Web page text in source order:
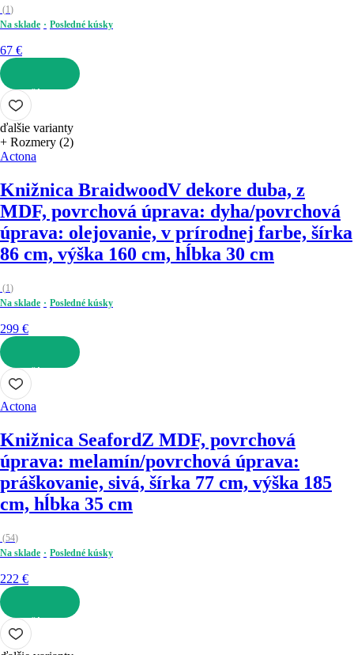
(1)
Na sklade
Posledné kúsky
67 €
DO KOŠÍKA
ďalšie varianty
+ Rozmery (2)
Actona
Knižnica BraidwoodV dekore duba, z
MDF, povrchová úprava: dyha/povrchová
úprava: olejovanie, v prírodnej farbe, šírka
86 cm, výška 160 cm, hĺbka 30 cm
(1)
Na sklade
Posledné kúsky
299 €
DO KOŠÍKA
Actona
Knižnica SeafordZ MDF, povrchová
úprava: melamín/povrchová úprava:
práškovanie, sivá, šírka 77 cm, výška 185
cm, hĺbka 35 cm
(54)
Na sklade
Posledné kúsky
222 €
DO KOŠÍKA